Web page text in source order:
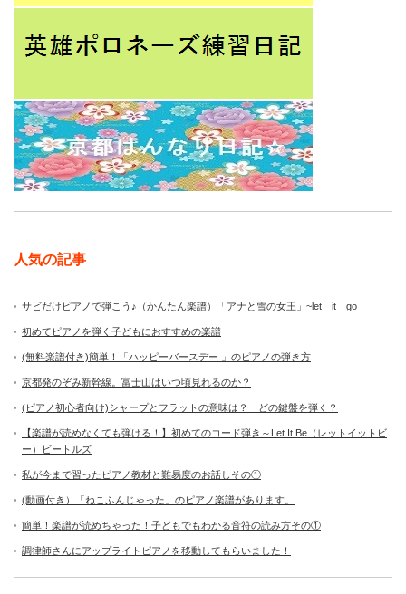
人気の記事
サビだけピアノで弾こう♪（かんたん楽譜）「アナと雪の女王」~let it go
初めてピアノを弾く子どもにおすすめの楽譜
(無料楽譜付き)簡単！「ハッピーバースデー 」のピアノの弾き方
京都発のぞみ新幹線。富士山はいつ頃見れるのか？
(ピアノ初心者向け)シャープとフラットの意味は？ どの鍵盤を弾く？
【楽譜が読めなくても弾ける！】初めてのコード弾き～Let It Be（レットイットビ
ー）ビートルズ
私が今まで習ったピアノ教材と難易度のお話しその①
(動画付き）「ねこふんじゃった」のピアノ楽譜があります。
簡単！楽譜が読めちゃった！子どもでもわかる音符の読み方その①
調律師さんにアップライトピアノを移動してもらいました！